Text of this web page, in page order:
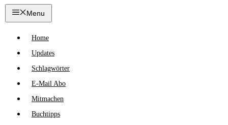
Zum
Inhalt
Menu
Home
Updates
Schlagwörter
E-Mail Abo
Mitmachen
Buchtipps